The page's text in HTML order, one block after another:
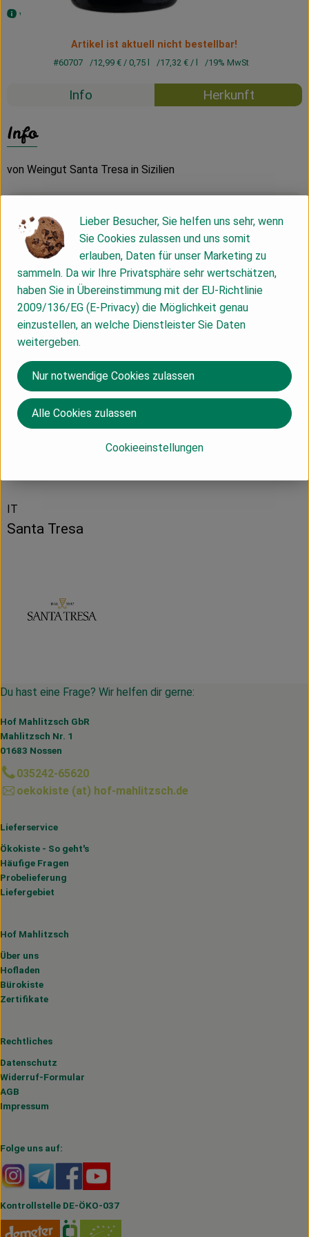
von Weingut Santa Tresa in Sizilien
Artikel ist aktuell nicht bestellbar!
#60707 12,99 € / 0,75 l 17,32 € / l 19% MwSt
Info Herkunft
Info
von Weingut Santa Tresa in Sizilien
Produktinformationen
Nährwert-Info
Produktdatenblatt
Herkunft
IT
Santa Tresa
Du hast eine Frage? Wir helfen dir gerne:
Hof Mahlitzsch GbR
Mahlitzsch Nr. 1
01683 Nossen
035242-65620
oekokiste (at) hof-mahlitzsch.de
Lieferservice
Ökokiste - So geht's
Häufige Fragen
Probelieferung
Liefergebiet
Hof Mahlitzsch
Über uns
Hofladen
Bürokiste
Zertifikate
Rechtliches
Datenschutz
Widerruf-Formular
AGB
Impressum
Folge uns auf:
Externer Link zu https://www.instagram.com/
Externer Link zu https://t.me/s/hofmahlitzsch
Externer Link zu https://www.facebook.com/
Kontrollstelle DE-ÖKO-037
Lieber Besucher, Sie helfen uns sehr, wenn
Sie Cookies zulassen und uns somit
erlauben, Daten für unser Marketing zu
sammeln. Da wir Ihre Privatsphäre sehr wertschätzen,
haben Sie in Übereinstimmung mit der EU-Richtlinie
2009/136/EG (E-Privacy) die Möglichkeit genau
einzustellen, an welche Dienstleister Sie Daten
weitergeben.
Cookieeinstellungen
Nur notwendige Cookies zulassen
Alle Cookies zulassen